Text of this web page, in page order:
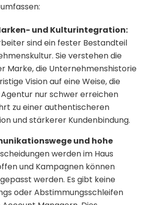
und Kulturintegration:
sind ein fester Bestandteil
Sie verstehen die
Marke, die Unternehmenshistorie
Vision auf eine Weise, die
nur schwer erreichen
zu einer authentischeren
und stärkerer Kundenbindung.
und hohe
werden im Haus
und Kampagnen können
werden. Es gibt keine
oder Abstimmungsschleifen